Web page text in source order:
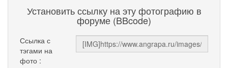
Установить ссылку на эту фотографию в
форуме (BBcode)
Ссылка с
тэгами на
фото :